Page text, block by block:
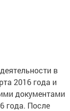
в
2016 года и
документами
года. После